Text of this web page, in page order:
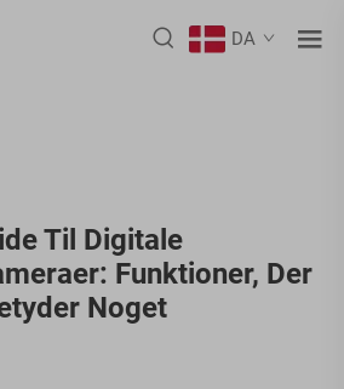
DA
Til Digitale
Funktioner, Der
Noget